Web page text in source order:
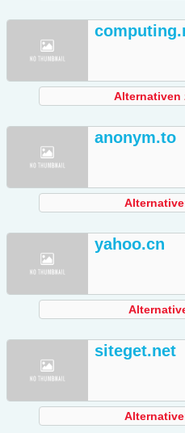
Alternativen
anonym.to
yahoo.cn
siteget.net